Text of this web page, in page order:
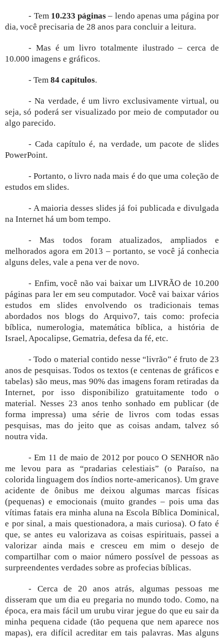
- Tem 10.233 páginas – lendo apenas uma página por
dia, você precisaria de 28 anos para concluir a leitura.
- Mas é um livro totalmente ilustrado – cerca de
10.000 imagens e gráficos.
- Tem84 capítulos.
- Na verdade, é um livro exclusivamente virtual, ou
seja, só poderá ser visualizado por meio de computador ou
algo parecido.
- Cada capítulo é, na verdade, um pacote de slides
PowerPoint.
- Portanto, o livro nada mais é do que uma coleção de
estudos em slides.
- A maioria desses slides já foi publicada e divulgada
na Internet há um bom tempo.
- Mas todos foram atualizados, ampliados e
melhorados agora em 2013 – portanto, se você já conhecia
alguns deles, vale a pena ver de novo.
- Enfim, você não vai baixar um LIVRÃO de 10.200
páginas para ler em seu computador. Você vai baixar vários
estudos em slides envolvendo os tradicionais temas
abordados nos blogs do Arquivo7, tais como: profecia
bíblica, numerologia, matemática bíblica, a história de
Israel, Apocalipse, Gematria, defesa da fé, etc.
- Todo o material contido nesse “livrão” é fruto de 23
anos de pesquisas. Todos os textos (e centenas de gráficos e
tabelas) são meus, mas 90% das imagens foram retiradas da
Internet, por isso disponibilizo gratuitamente todo o
material. Nesses 23 anos tenho sonhado em publicar (de
forma impressa) uma série de livros com todas essas
pesquisas, mas do jeito que as coisas andam, talvez só
noutra vida.
- Em 11 de maio de 2012 por pouco O SENHOR não
me levou para as “pradarias celestiais” (o Paraíso, na
colorida linguagem dos índios norte-americanos). Um grave
acidente de ônibus me deixou algumas marcas físicas
(pequenas) e emocionais (muito grandes – pois uma das
vítimas fatais era minha aluna na Escola Bíblica Dominical,
e por sinal, a mais questionadora, a mais curiosa). O fato é
que, se antes eu valorizava as coisas espirituais, passei a
valorizar ainda mais e cresceu em mim o desejo de
compartilhar com o maior número possível de pessoas as
surpreendentes verdades sobre as profecias bíblicas.
- Cerca de 20 anos atrás, algumas pessoas me
disseram que um dia eu pregaria no mundo todo. Como, na
época, era mais fácil um urubu virar jegue do que eu sair da
minha pequena cidade (tão pequena que nem aparece nos
mapas), era difícil acreditar em tais palavras. Mas alguns